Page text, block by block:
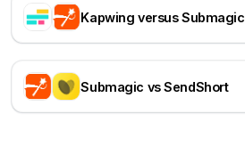
Kapwing versus Submagic
Submagic vs SendShort